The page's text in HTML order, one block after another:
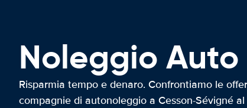
Noleggio
Risparmia tempo e denaro. Confrontiamo le
compagnie di autonoleggio a Cesson-Sévigné